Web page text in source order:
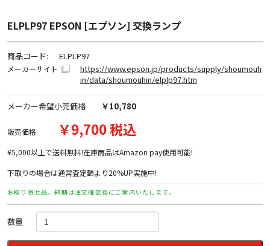
ELPLP97 EPSON [エプソン] 交換ランプ
商品コード: ELPLP97
メーカーサイト
https://www.epson.jp/products/supply/shoumouh
in/data/shoumouhin/elplp97.htm
メーカー希望小売価格 ￥10,780
販売価格 ￥9,700 税込
¥5,000以上で送料無料!在庫商品はAmazon pay使用可能!
下取りの場合は通常査定額より20%UP実施中!
お取り寄せ品。納期は注文確認後にご案内いたします。
数量